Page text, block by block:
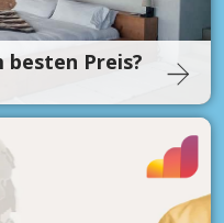
besten Preis?